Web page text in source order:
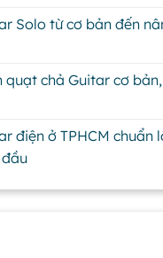
Solo từ cơ bản đến
quạt chả Guitar cơ
điện ở TPHCM chuẩn